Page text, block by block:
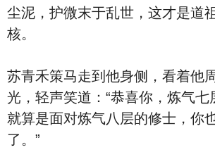
尘泥，护微末于乱世，这才是道
核。
苏青禾策马走到他身侧，看着他
光，轻声笑道：“恭喜你，炼气七
就算是面对炼气八层的修士，你
了。”